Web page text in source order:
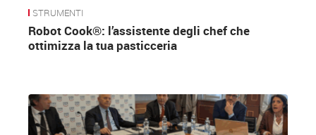
STRUMENTI
Robot Cook®: l’assistente degli chef che
ottimizza la tua pasticceria